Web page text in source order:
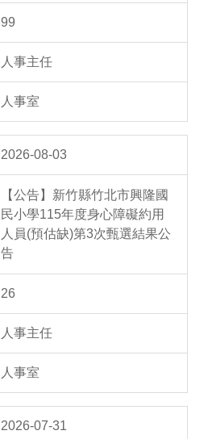
99
人事主任
人事室
2026-08-03
【公告】新竹縣竹北市興隆國
民小學115年度身心障礙約用
人員(預估缺)第3次甄選結果公
告
26
人事主任
人事室
2026-07-31